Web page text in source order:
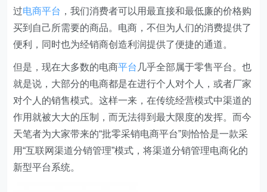
过电商平台 ，我们消费者可以用最直接和最低廉的价格购
买到自己所需要的商品。电商，不但为人们的消费提供了
便利，同时也为经销商创造利润提供了便捷的通道。
但是，现在大多数的电商平台 几乎全部属于零售平台。也
就是说，大部分的电商都是在进行个人对个人，或者厂家
对个人的销售模式。这样一来，在传统经营模式中渠道的
作用就被大大的压制，而无法得到最大限度的发挥。而今
天笔者为大家带来的“批零采销电商平台”则恰恰是一款采
用“互联网渠道分销管理”模式，将渠道分销管理电商化的
新型平台系统。